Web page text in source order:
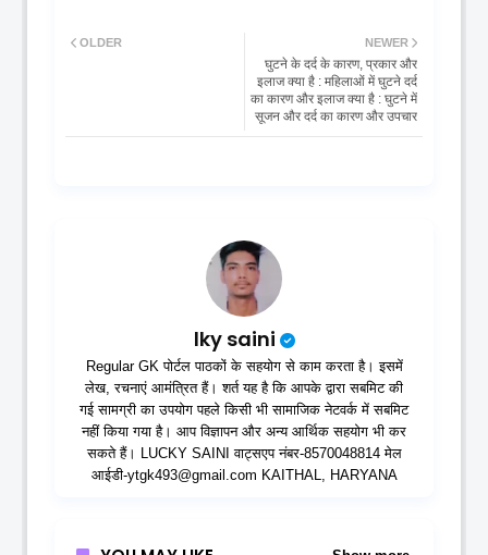
NEWER
घुटने के दर्द के कारण, प्रकार और
इलाज क्या है : महिलाओं में घुटने दर्द
का कारण और इलाज क्या है : घुटने में
सूजन और दर्द का कारण और उपचार
OLDER
lky saini
Regular GK पोर्टल पाठकों के सहयोग से काम करता है। इसमें
लेख, रचनाएं आमंत्रित हैं। शर्त यह है कि आपके द्वारा सबमिट की
गई सामग्री का उपयोग पहले किसी भी सामाजिक नेटवर्क में सबमिट
नहीं किया गया है। आप विज्ञापन और अन्य आर्थिक सहयोग भी कर
सकते हैं। LUCKY SAINI वाट्सएप नंबर-8570048814 मेल
आईडी-ytgk493@gmail.com KAITHAL, HARYANA